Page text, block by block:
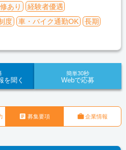
あり
経験者優遇
度
車・バイク通勤OK
長期
を聞く
簡単30秒
Webで応募
 募集要項 企業情報